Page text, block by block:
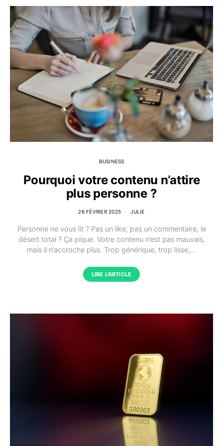
BUSINESS
Pourquoi votre contenu n’attire
plus personne ?
26 FÉVRIER 2025 JULIE
Personne ne vous lit ? Pas un like, pas un commentaire, le
désert total ? Ça pique. Votre contenu n’est pas mauvais,
mais il n’accroche plus. Trop générique, trop lisse,…
LIRE L'ARTICLE